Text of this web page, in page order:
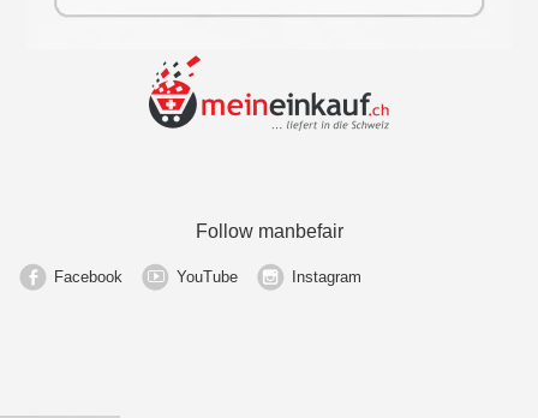
Follow manbefair
Facebook YouTube Instagram